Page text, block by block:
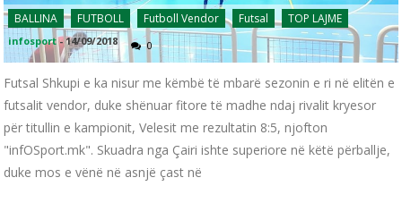
BALLINA FUTBOLL Futboll Vendor Futsal TOP LAJME
infosport -14/09/2018 0
Futsal Shkupi e ka nisur me këmbë të mbarë sezonin e ri në elitën e
futsalit vendor, duke shënuar fitore të madhe ndaj rivalit kryesor
për titullin e kampionit, Velesit me rezultatin 8:5, njofton
"infOSport.mk". Skuadra nga Çairi ishte superiore në këtë përballje,
duke mos e vënë në asnjë çast në